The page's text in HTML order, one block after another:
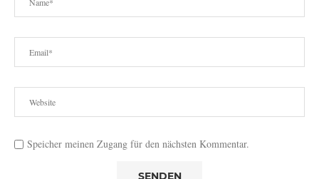
Speicher meinen Zugang für den nächsten Kommentar.